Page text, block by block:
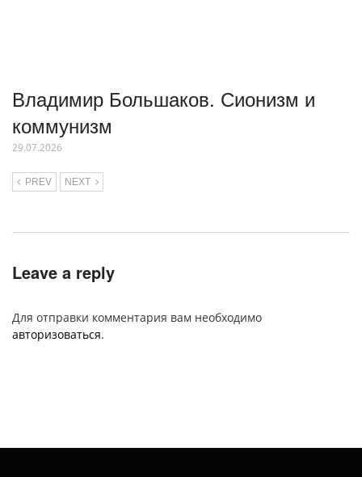
Владимир Большаков. Сионизм и
коммунизм
29.07.2026
PREV NEXT
Leave a reply
Для отправки комментария вам необходимо
авторизоваться.